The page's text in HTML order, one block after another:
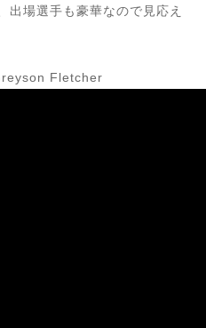
出場選手も豪華なので見応え
Fletcher